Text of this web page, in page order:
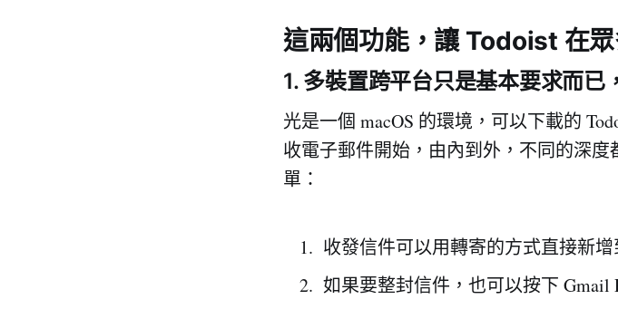
這兩個功能，讓 Todoist 在
1. 多裝置跨平台只是基本要求而
光是一個 macOS 的環境，可以下載的
收電子郵件開始，由內到外，不同的深
單：
收發信件可以用轉寄的方式直接新
如果要整封信件，也可以按下